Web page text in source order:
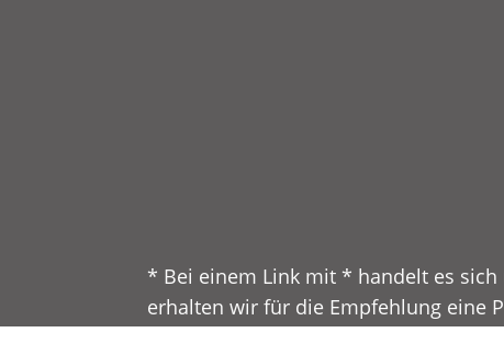
* Bei einem Link mit * handelt es
erhalten wir für die Empfehlung eine